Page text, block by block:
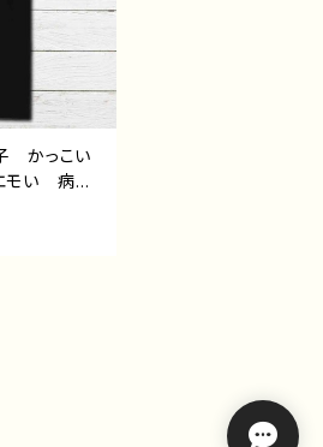
かっこい
い 病み
髪 銀髪
れ 個性